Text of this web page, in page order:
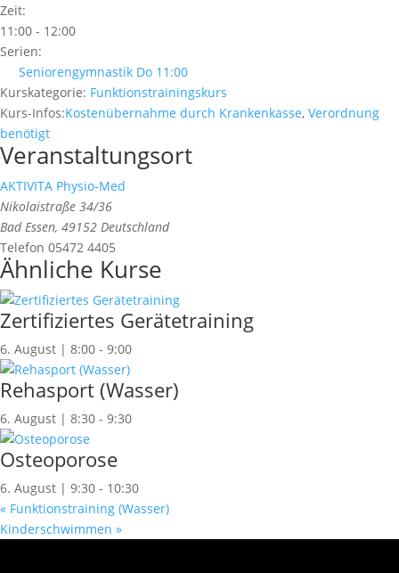
Zeit:
11:00 - 12:00
Serien:
Seniorengymnastik Do 11:00
Kurskategorie: Funktionstrainingskurs
Kurs-Infos:Kostenübernahme durch Krankenkasse, Verordnung
benötigt
Veranstaltungsort
AKTIVITA Physio-Med
Nikolaistraße 34/36
Bad Essen, 49152 Deutschland
Telefon 05472 4405
Ähnliche Kurse
Zertifiziertes Gerätetraining
6. August | 8:00 - 9:00
Rehasport (Wasser)
6. August | 8:30 - 9:30
Osteoporose
6. August | 9:30 - 10:30
« Funktionstraining (Wasser)
Kinderschwimmen »